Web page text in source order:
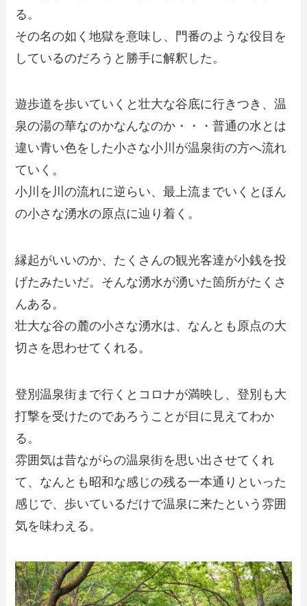
る。
その名の如く地獄を意味し、門番のような役目を
しているのだろうと勝手に解釈した。
遊歩道を歩いていくと壮大な谷底に行きつき、温
泉の湯の華なのかなんなのか・・・普通の水とは
違い青い色をした小さな小川が温泉街の方へ流れ
ていく。
小川を川の流れに逆らい、最上流までいくとほん
の小さな湧水の原点に辿り着く。
縁起がいいのか、たくさんの観光客達が小銭を投
げたみたいだ。そんな湧水が湧いた箇所がたくさ
んある。
壮大な谷の麓の小さな湧水は、なんとも原点の大
切さを思わせてくれる。
登別温泉街まで行くとコロナが満映し、登別も大
打撃を受けたのであろうことが目に見えてわか
る。
雰囲気は昔ながらの温泉街を思い出させてくれ
て、なんとも昭和な感じの残る一本通りといった
感じで、歩いているだけで温泉に来たという雰囲
気を味わえる。